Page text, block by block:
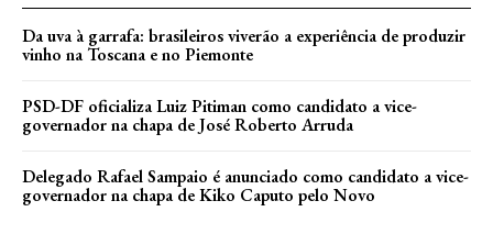
Da uva à garrafa: brasileiros viverão a experiência de produzir
vinho na Toscana e no Piemonte
PSD-DF oficializa Luiz Pitiman como candidato a vice-
governador na chapa de José Roberto Arruda
Delegado Rafael Sampaio é anunciado como candidato a vice-
governador na chapa de Kiko Caputo pelo Novo